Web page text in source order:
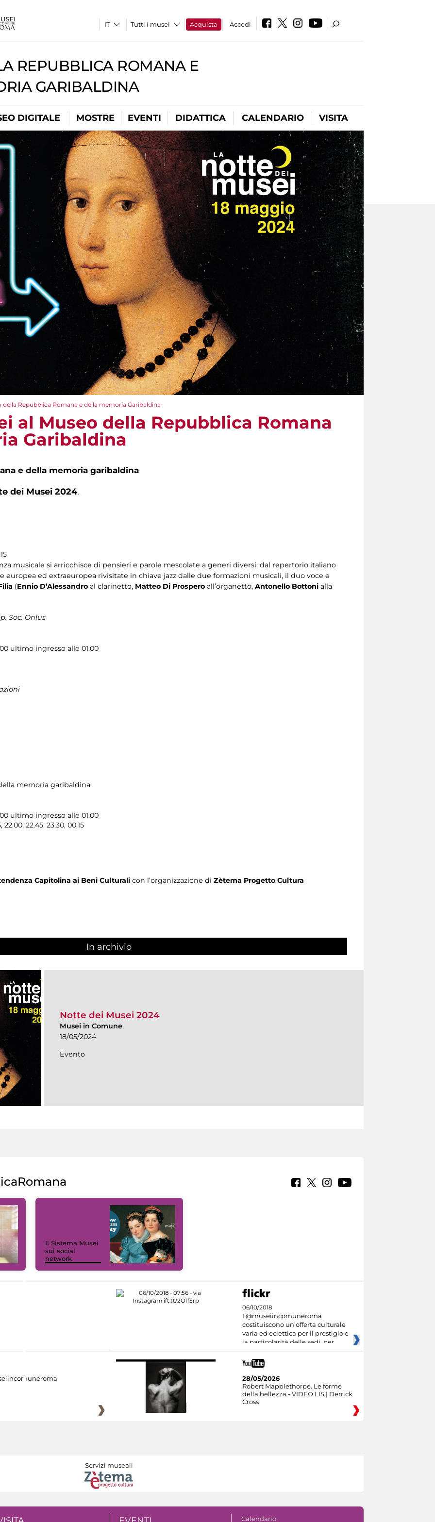
Tutti i musei Acquista Accedi
REPUBBLICA ROMANA E
GARIBALDINA
DIGITALE MOSTRE EVENTI DIDATTICA CALENDARIO VISITA
della Repubblica Romana e della memoria Garibaldina
al Museo della Repubblica Romana
Garibaldina
e della memoria garibaldina
dei Musei 2024.
musicale si arricchisce di pensieri e parole mescolate a generi diversi: dal repertorio italiano
europea ed extraeuropea rivisitate in chiave jazz dalle due formazioni musicali, il duo voce e
(Ennio D’Alessandro al clarinetto, Matteo Di Prospero all’organetto, Antonello Bottoni alla
Soc. Onlus
ultimo ingresso alle 01.00
memoria garibaldina
ultimo ingresso alle 01.00
22.00, 22.45, 23.30, 00.15
Capitolina ai Beni Culturali con l’organizzazione di Zètema Progetto Cultura
In archivio
Notte dei Musei 2024
Musei in Comune
18/05/2024
Evento
Il Sistema Musei
sui social
network
06/10/2018
I @museiincomuneroma
costituiscono un’offerta culturale
varia ed eclettica per il prestigio e
la particolarità delle sedi, per
28/05/2026
Robert Mapplethorpe. Le forme
della bellezza - VIDEO LIS | Derrick
Cross
Servizi museali
Calendario